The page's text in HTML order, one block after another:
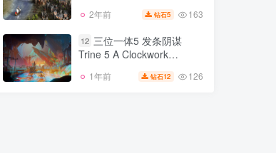
2年前 钻石5 163
12 三位一体5 发条阴谋
Trine 5 A Clockwork
DLC 官方中文
1年前 钻石12 126
11 哥萨克3 Cossacks 3
中文 整合8DLC
2年前 钻石5
12
三位一体5 发条阴谋